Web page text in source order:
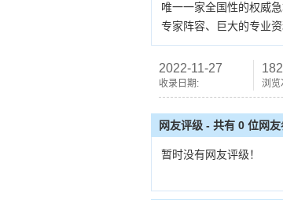
唯一一家全国性的权威
专家阵容、巨大的专业
2022-11-27
收录日期: 浏览
网友评级 - 共有 0 位网
暂时没有网友评级！